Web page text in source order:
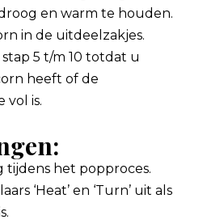
en warm te houden.
in de uitdeelzakjes.
5 t/m 10 totdat u
heeft of de
vol is.
tijdens het popproces.
‘Heat’ en ‘Turn’ uit als